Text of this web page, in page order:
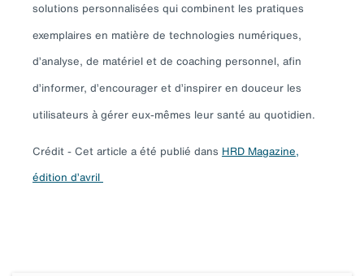
solutions personnalisées qui combinent les pratiques
exemplaires en matière de technologies numériques,
d’analyse, de matériel et de coaching personnel, afin
d’informer, d’encourager et d’inspirer en douceur les
utilisateurs à gérer eux-mêmes leur santé au quotidien.
Crédit - Cet article a été publié dans HRD Magazine,
édition d’avril